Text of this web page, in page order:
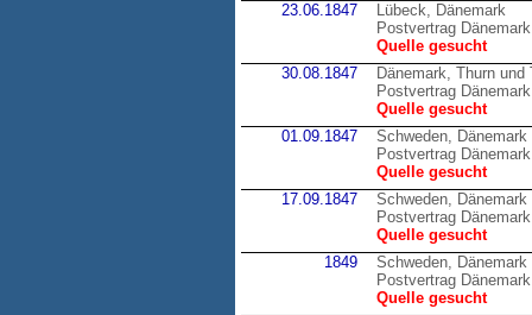
23.06.1847
Lübeck, Dänemark
Postvertrag
Quelle gesucht
30.08.1847
Dänemark, Thurn und
Postvertrag
Quelle gesucht
01.09.1847
Schweden, Dänemark
Postvertrag
Quelle gesucht
17.09.1847
Schweden, Dänemark
Postvertrag
Quelle gesucht
1849
Schweden, Dänemark
Postvertrag
Quelle gesucht